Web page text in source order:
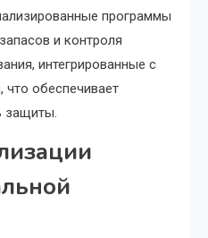
программы
и контроля
интегрированные с
что обеспечивает
защиты.